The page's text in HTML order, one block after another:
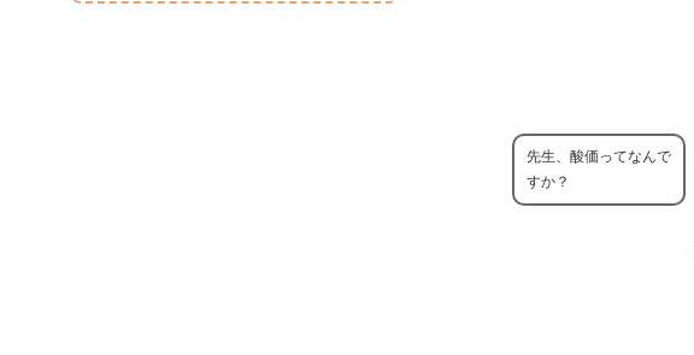
先生、酸価ってなんで
すか？